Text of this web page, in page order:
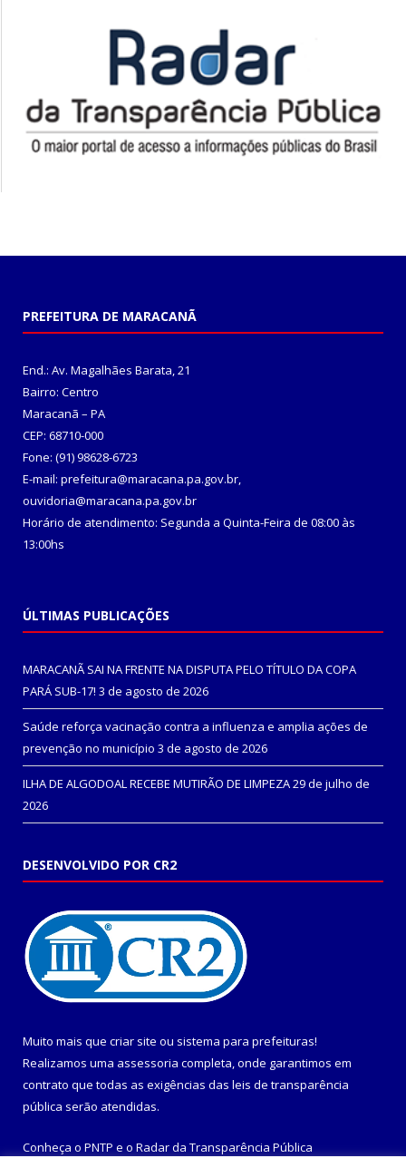
PREFEITURA DE MARACANÃ
End.: Av. Magalhães Barata, 21
Bairro: Centro
Maracanã – PA
CEP: 68710-000
Fone: (91) 98628-6723
E-mail: prefeitura@maracana.pa.gov.br,
ouvidoria@maracana.pa.gov.br
Horário de atendimento: Segunda a Quinta-Feira de 08:00 às
13:00hs
ÚLTIMAS PUBLICAÇÕES
MARACANÃ SAI NA FRENTE NA DISPUTA PELO TÍTULO DA COPA
PARÁ SUB-17! 3 de agosto de 2026
Saúde reforça vacinação contra a influenza e amplia ações de
prevenção no município 3 de agosto de 2026
ILHA DE ALGODOAL RECEBE MUTIRÃO DE LIMPEZA29 de julho de
2026
DESENVOLVIDO POR CR2
Muito mais que criar site ou sistema para prefeituras!
Realizamos uma assessoria completa, onde garantimos em
contrato que todas as exigências das leis de transparência
pública serão atendidas.
Conheça o PNTP e o Radar da Transparência Pública